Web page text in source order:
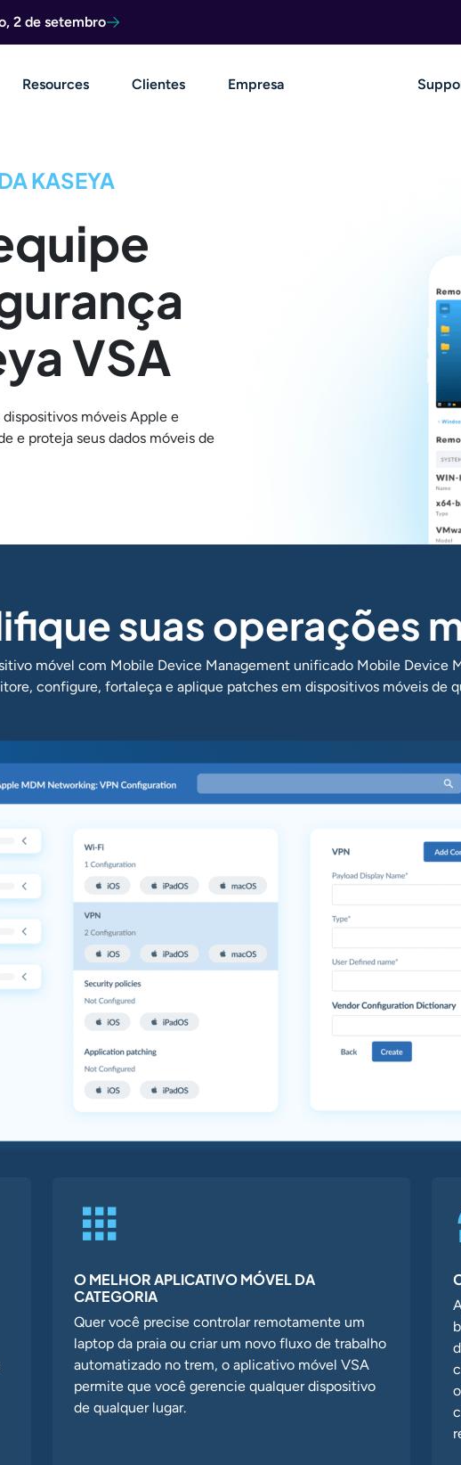
2 de setembro
Resources Clientes Empresa
KASEYA
VSA
móveis Apple e
e proteja seus dados móveis de
suas operações
móvel com Mobile Device Management unificado Mobile Device
configure, fortaleça e aplique patches em dispositivos móveis de
O MELHOR APLICATIVO MÓVEL DA
CATEGORIA
Quer você precise controlar remotamente um
laptop da praia ou criar um novo fluxo de trabalho
automatizado no trem, o aplicativo móvel VSA
permite que você gerencie qualquer dispositivo
de qualquer lugar.